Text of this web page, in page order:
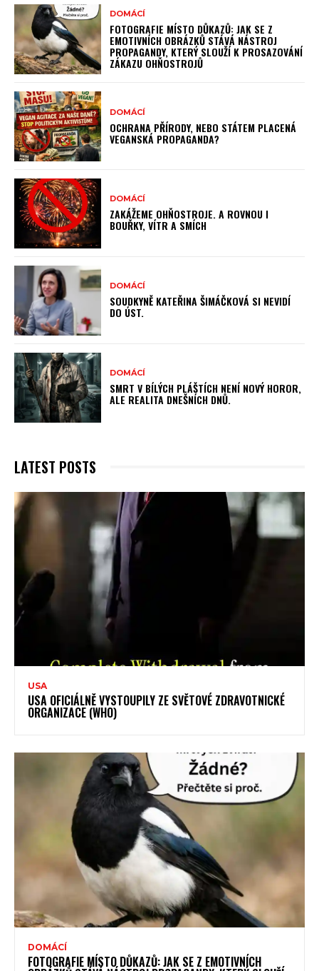
DOMÁCÍ
FOTOGRAFIE MÍSTO DŮKAZŮ: JAK SE Z
EMOTIVNÍCH OBRÁZKŮ STÁVÁ NÁSTROJ
PROPAGANDY, KTERÝ SLOUŽÍ K PROSAZOVÁNÍ
ZÁKAZU OHŇOSTROJŮ
DOMÁCÍ
OCHRANA PŘÍRODY, NEBO STÁTEM PLACENÁ
VEGANSKÁ PROPAGANDA?
DOMÁCÍ
ZAKÁŽEME OHŇOSTROJE. A ROVNOU I
BOUŘKY, VÍTR A SMÍCH
DOMÁCÍ
SOUDKYNĚ KATEŘINA ŠIMÁČKOVÁ SI NEVIDÍ
DO ÚST.
DOMÁCÍ
SMRT V BÍLÝCH PLÁŠTÍCH NENÍ NOVÝ HOROR,
ALE REALITA DNEŠNÍCH DNŮ.
LATEST POSTS
USA
USA OFICIÁLNĚ VYSTOUPILY ZE SVĚTOVÉ ZDRAVOTNICKÉ
ORGANIZACE (WHO)
DOMÁCÍ
FOTOGRAFIE MÍSTO DŮKAZŮ: JAK SE Z EMOTIVNÍCH